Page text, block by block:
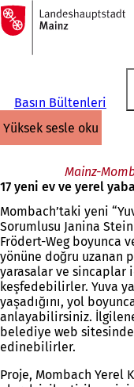
İçeriğe atla
Ana
sayfaya
Basın Bültenleri
yüksek sesle oku
Mainz-
17 yeni ev ve yerel
Mombach’taki yeni
Sorumlusu Janina
Frödert-Weg boyunca
yönüne doğru uzanan
yarasalar ve sincaplar
keşfedebilirler. Yuva
yaşadığını, yol
anlayabilirsiniz.
belediye web
edinebilirler.
Proje, Mombach Yerel